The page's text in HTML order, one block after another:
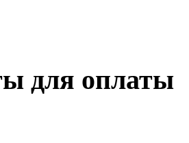
для оплаты